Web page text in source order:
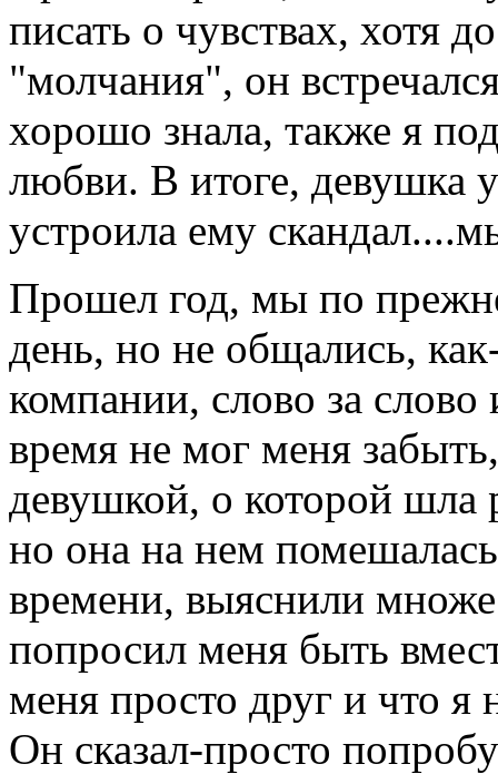
писать о чувствах, хотя
"молчания", он
хорошо знала, также я
любви. В итоге, девушка
устроила ему
Прошел год, мы по
день, но не общались,
компании, слово за слово
время не мог меня
девушкой, о которой шла
но она на нем
времени, выяснили
попросил меня быть
меня просто друг и что
Он сказал-просто